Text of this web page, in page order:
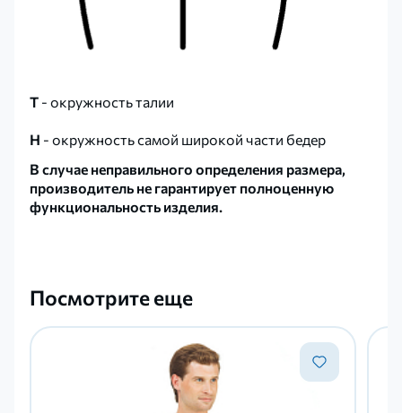
T - окружность талии
Н - окружность самой широкой части бедер
В случае неправильного определения размера,
производитель не гарантирует полноценную
функциональность изделия.
Посмотрите еще